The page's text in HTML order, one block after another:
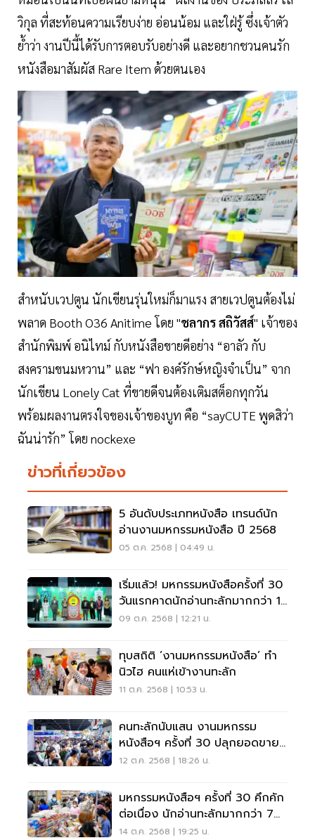
วิกุล ที่สะท้อนความเรียบง่าย อ่อนน้อม และใฝ่รู้ ซึ่งเจ้าตัว
ย้ำว่า งานปีนี้ได้รับการตอบรับอย่างดี และอยากชวนคนรัก
หนังสือมาสัมผัส Rare Item ด้วยตนเอง
สำหนับเวปตูน นักเขียนรุ่นใหม่ก็มาแรง สายเวปตูนต้องไม่
พลาด Booth O36 Anitime โดย "ชลากร สถิวัสส์" เจ้าของ
สำนักพิมพ์ อนิไทม์ กับหนังสือขายดีอย่าง “อาลัว กับ
สงครามขนมหวาน” และ “ฟา องค์รักษ์หญิงจำเป็น” จาก
นักเขียน Lonely Cat ที่ขายดีจนต้องเติมสต็อกทุกวัน
พร้อมผลงานตรงใจของเจ้าของบูท คือ “sayCUTE พูดสิว่า
ฉันน่ารัก” โดย nockexe
ข่าวที่เกี่ยวข้อง
5 อันดับประเภทหนังสือ เทรนด์นัก
อ่านงานมหกรรมหนังสือ ปี 2568
05 ต.ค. 2568 | 04:49 น.
เริ่มแล้ว! มหกรรมหนังสือครั้งที่ 30
วันแรกคาดนักอ่านทะลักมากกว่า 1
แสนคน
09 ต.ค. 2568 | 12:21 น.
ทุบสถิติ ‘งานมหกรรมหนังสือ’ ทำ
นิวไฮ คนแห่เข้างานทะลัก
11 ต.ค. 2568 | 10:53 น.
คนทะลักนับแสน งานมหกรรม
หนังสือฯ ครั้งที่ 30 ปลุกยอดขาย
พุ่งวันหยุดยาว
12 ต.ค. 2568 | 18:26 น.
มหกรรมหนังสือฯ ครั้งที่ 30 คึกคัก
ต่อเนื่อง นักอ่านทะลักมากกว่า 7
แสนคน
14 ต.ค. 2568 | 19:25 น.